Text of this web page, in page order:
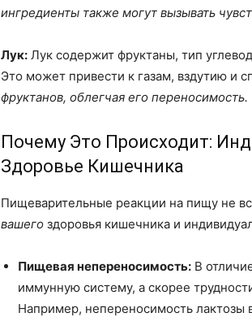
ингредиенты также могут вызывать
Лук: Лук содержит фруктаны, тип
Это может привести к газам, вздутию и
фруктанов, облегчая его переносимость.
Почему Это Происходит:
Здоровье Кишечника
Пищеварительные реакции на пищу не
вашего здоровья кишечника и
Пищевая непереносимость: В
иммунную систему, а скорее
Например, непереносимость лактозы